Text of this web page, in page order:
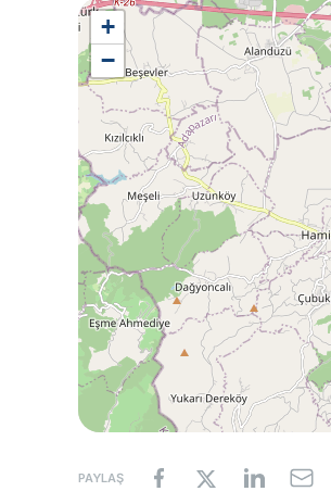
+
−
PAYLAŞ